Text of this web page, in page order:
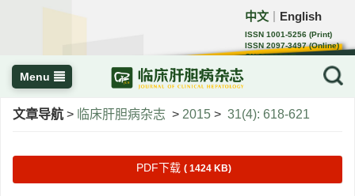
中文 English
ISSN 1001-5256 (Print)
ISSN 2097-3497 (Online)
CN 22-1108/R
Menu
文章导航 > 临床肝胆病杂志 > 2015 > 31(4): 618-621
PDF下载 ( 1424 KB)